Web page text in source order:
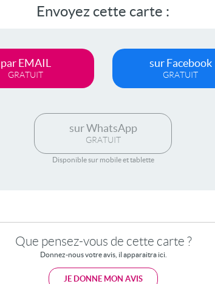
Envoyez cette carte :
par EMAIL
GRATUIT
sur Facebook
GRATUIT
sur WhatsApp
GRATUIT
Disponible sur mobile et tablette
Que pensez-vous de cette carte ?
Donnez-nous votre avis, il apparaitra ici.
JE DONNE MON AVIS